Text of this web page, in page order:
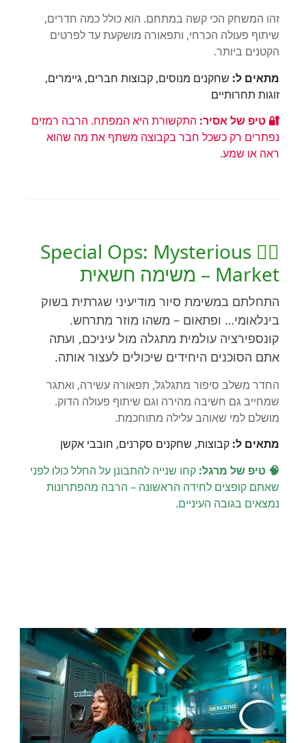
זהו המשחק הכי קשה במתחם. הוא כולל כמה חדרים,
שיתוף פעולה הכרחי, ותפאורה מושקעת עד לפרטים
הקטנים ביותר.
מתאים ל: שחקנים מנוסים, קבוצות חברים, גיימרים,
זוגות תחרותיים
🔐 טיפ של אסיר: התקשורת היא המפתח. הרבה רמזים
נפתרים רק כשכל חבר בקבוצה משתף את מה שהוא
ראה או שמע.
🕵️‍♂️ Special Ops: Mysterious
Market – משימה חשאית
התחלתם במשימת סיור מודיעיני שגרתית בשוק
בינלאומי… ופתאום – משהו מוזר מתרחש.
קונספירציה עולמית מתגלה מול עיניכם, ועתה
אתם הסוכנים היחידים שיכולים לעצור אותה.
החדר משלב סיפור מתגלגל, תפאורה עשירה, ואתגר
שמחייב גם חשיבה מהירה וגם שיתוף פעולה הדוק.
מושלם למי שאוהב עלילה מתוחכמת.
מתאים ל: קבוצות, שחקנים סקרנים, חובבי אקשן
🧠 טיפ של מרגל: קחו שנייה להתבונן על החלל כולו לפני
שאתם קופצים לחידה הראשונה – הרבה מהפתרונות
נמצאים בגובה העיניים.